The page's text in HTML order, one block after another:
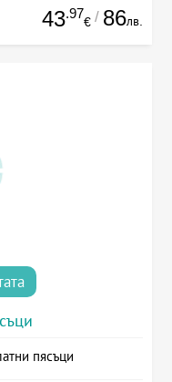
43.97
€ / 86лв.
пясъци